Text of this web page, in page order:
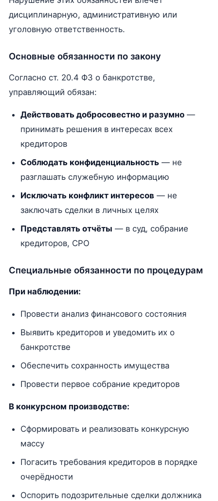
дисциплинарную, административную или
уголовную ответственность.
Основные обязанности по закону
Согласно ст. 20.4 ФЗ о банкротстве,
управляющий обязан:
Действовать добросовестно и разумно—
принимать решения в интересах всех
кредиторов
Соблюдать конфиденциальность— не
разглашать служебную информацию
Исключать конфликт интересов — не
заключать сделки в личных целях
Представлять отчёты — в суд, собрание
кредиторов, СРО
Специальные обязанности по процедурам
При наблюдении:
Провести анализ финансового состояния
Выявить кредиторов и уведомить их о
банкротстве
Обеспечить сохранность имущества
Провести первое собрание кредиторов
В конкурсном производстве:
Сформировать и реализовать конкурсную
массу
Погасить требования кредиторов в порядке
очерёдности
Оспорить подозрительные сделки должника